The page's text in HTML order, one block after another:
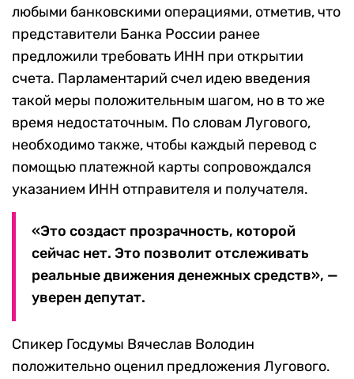
любыми банковскими операциями, отметив, что
представители Банка России ранее
предложили требовать ИНН при открытии
счета. Парламентарий счел идею введения
такой меры положительным шагом, но в то же
время недостаточным. По словам Лугового,
необходимо также, чтобы каждый перевод с
помощью платежной карты сопровождался
указанием ИНН отправителя и получателя.
«Это создаст прозрачность, которой
сейчас нет. Это позволит отслеживать
реальные движения денежных средств», —
уверен депутат.
Спикер Госдумы Вячеслав Володин
положительно оценил предложения Лугового.